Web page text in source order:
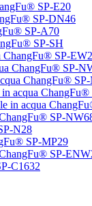
SP-E20
SP-DN46
SP-A70
SP-SH
ChangFu® SP-
ChangFu® SP-
ChangFu®
acqua
in acqua
SP-
N28
SP-MP29
SP-
C1632